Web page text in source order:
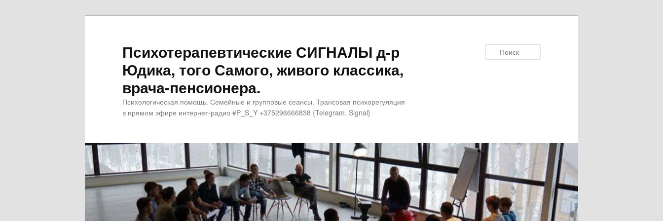
Психотерапевтические СИГНАЛЫ д-р
Юдика, того Самого, живого классика,
врача-пенсионера.
Психологическая помощь. Семейные и групповые сеансы. Трансовая психорегуляция
в прямом эфире интернет-радио #P_S_Y +375296666838 {Telegram, Signal}